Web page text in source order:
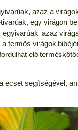
azaz a
egy virágon
azaz
termős virágok
elő
ecset segítségével,